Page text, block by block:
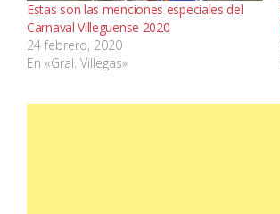
Estas son las menciones especiales del
Carnaval Villeguense 2020
24 febrero, 2020
En «Gral. Villegas»